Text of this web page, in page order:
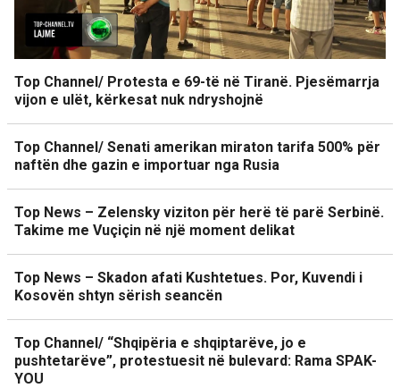
Top Channel/ Protesta e 69-të në Tiranë. Pjesëmarrja
vijon e ulët, kërkesat nuk ndryshojnë
Top Channel/ Senati amerikan miraton tarifa 500% për
naftën dhe gazin e importuar nga Rusia
Top News – Zelensky viziton për herë të parë Serbinë.
Takime me Vuçiçin në një moment delikat
Top News – Skadon afati Kushtetues. Por, Kuvendi i
Kosovën shtyn sërish seancën
Top Channel/ “Shqipëria e shqiptarëve, jo e
pushtetarëve”, protestuesit në bulevard: Rama SPAK-
YOU